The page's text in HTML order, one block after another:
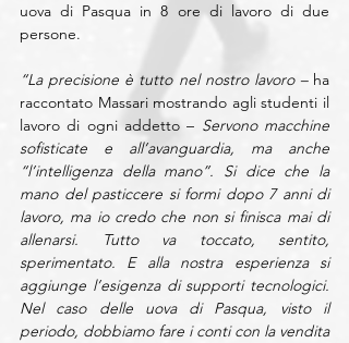
uova di Pasqua in 8 ore di lavoro di due
persone.
“La precisione è tutto nel nostro lavoro – ha
raccontato Massari mostrando agli studenti il
lavoro di ogni addetto – Servono macchine
sofisticate e all’avanguardia, ma anche
“l’intelligenza della mano”. Si dice che la
mano del pasticcere si formi dopo 7 anni di
lavoro, ma io credo che non si finisca mai di
allenarsi. Tutto va toccato, sentito,
sperimentato. E alla nostra esperienza si
aggiunge l’esigenza di supporti tecnologici.
Nel caso delle uova di Pasqua, visto il
periodo, dobbiamo fare i conti con la vendita